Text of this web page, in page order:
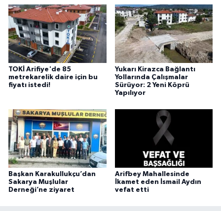
TOKİ Arifiye'de 85
metrekarelik daire için bu
fiyatı istedi!
Yukarı Kirazca Bağlantı
Yollarında Çalışmalar
Sürüyor: 2 Yeni Köprü
Yapılıyor
Başkan Karakullukçu’dan
Sakarya Muşlular
Derneği’ne ziyaret
Arifbey Mahallesinde
İkamet eden İsmail Aydın
vefat etti